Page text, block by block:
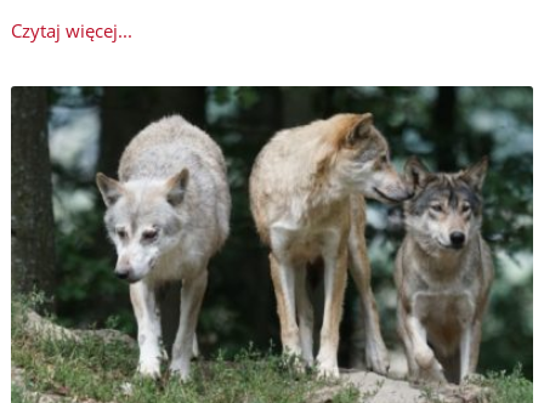
Czytaj więcej...